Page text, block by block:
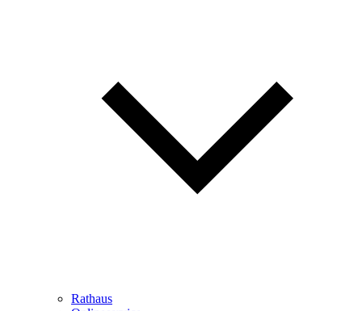
Rathaus